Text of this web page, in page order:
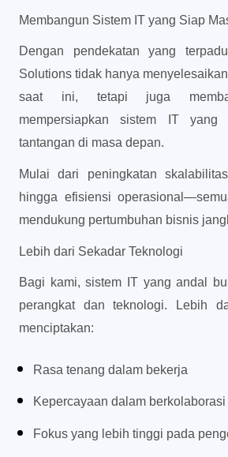
Membangun Sistem IT yang Siap
Dengan pendekatan yang
Solutions tidak hanya
saat ini, tetapi juga
mempersiapkan sistem IT yang
tantangan di masa depan.
Mulai dari peningkatan
hingga efisiensi
mendukung pertumbuhan bisnis
Lebih dari Sekadar Teknologi
Bagi kami, sistem IT yang andal
perangkat dan teknologi. Lebih
menciptakan:
Rasa tenang dalam bekerja
Kepercayaan dalam berkolaborasi
Fokus yang lebih tinggi pada